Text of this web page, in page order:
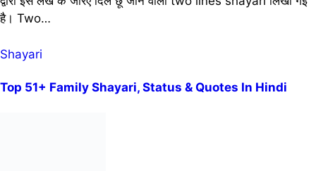
है। Two…
Shayari
Top 51+ Family Shayari, Status & Quotes In Hindi